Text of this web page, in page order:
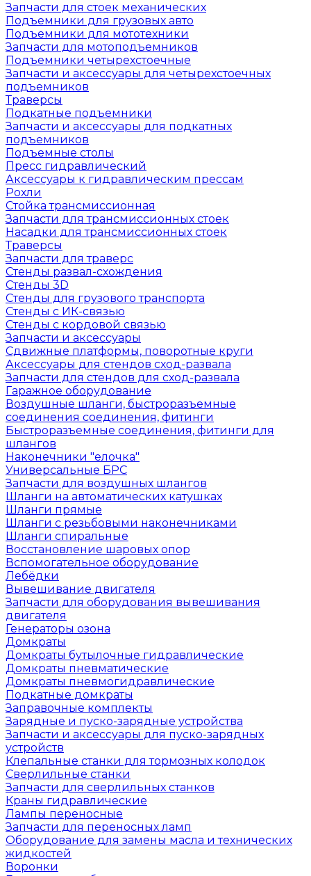
Запчасти для стоек механических
Подъемники для грузовых авто
Подъемники для мототехники
Запчасти для мотоподъемников
Подъемники четырехстоечные
Запчасти и аксессуары для четырехстоечных
подъемников
Траверсы
Подкатные подъемники
Запчасти и аксессуары для подкатных
подъемников
Подъемные столы
Пресс гидравлический
Аксессуары к гидравлическим прессам
Рохли
Стойка трансмиссионная
Запчасти для трансмиссионных стоек
Насадки для трансмиссионных стоек
Траверсы
Запчасти для траверс
Стенды развал-схождения
Стенды 3D
Стенды для грузового транспорта
Стенды с ИК-связью
Стенды с кордовой связью
Запчасти и аксессуары
Сдвижные платформы, поворотные круги
Аксессуары для стендов сход-развала
Запчасти для стендов для сход-развала
Гаражное оборудование
Воздушные шланги, быстроразъемные
соединения соединения, фитинги
Быстроразъемные соединения, фитинги для
шлангов
Наконечники "елочка"
Универсальные БРС
Запчасти для воздушных шлангов
Шланги на автоматических катушках
Шланги прямые
Шланги с резьбовыми наконечниками
Шланги спиральные
Восстановление шаровых опор
Вспомогательное оборудование
Лебёдки
Вывешивание двигателя
Запчасти для оборудования вывешивания
двигателя
Генераторы озона
Домкраты
Домкраты бутылочные гидравлические
Домкраты пневматические
Домкраты пневмогидравлические
Подкатные домкраты
Заправочные комплекты
Зарядные и пуско-зарядные устройства
Запчасти и аксессуары для пуско-зарядных
устройств
Клепальные станки для тормозных колодок
Сверлильные станки
Запчасти для сверлильных станков
Краны гидравлические
Лампы переносные
Запчасти для переносных ламп
Оборудование для замены масла и технических
жидкостей
Воронки